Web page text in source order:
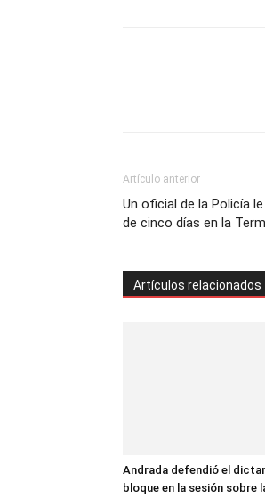
Artículo anterior
Un oficial de la Policía
de cinco días en la
Artículos relacionados
Andrada defendió el
bloque en la sesión sobre